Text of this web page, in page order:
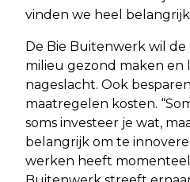
vinden we heel
De Bie Buitenwerk wil
milieu gezond maken en
nageslacht. Ook
maatregelen kosten.
soms investeer je wat,
belangrijk om te
werken heeft momenteel